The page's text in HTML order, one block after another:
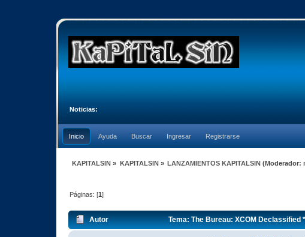
Noticias:
Inicio Ayuda Buscar Ingresar Registrarse
KAPITALSIN » KAPITALSIN» LANZAMIENTOS KAPITALSIN (Moderador:
Páginas: [1]
Autor Tema: The Bureau: XCOM Declassified